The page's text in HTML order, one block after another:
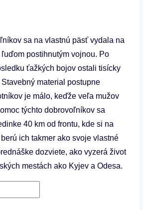
sa na vlastnú päsť vydala na
postihnutým vojnou. Po
ťažkých bojov ostali tisícky
material postupne
je málo, keďže veľa mužov
týchto dobrovoľníkov sa
40 km od frontu, kde si na
ich takmer ako svoje vlastné
dozviete, ako vyzerá život
mestách ako Kyjev a Odesa.